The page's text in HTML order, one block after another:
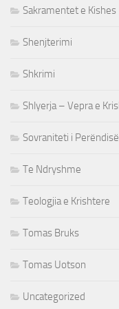
Sakramentet e Kishes
Shenjterimi
Shkrimi
Shlyerja – Vepra e
Sovraniteti i Perëndisë
Te Ndryshme
Teologjia e Krishtere
Tomas Bruks
Tomas Uotson
Uncategorized